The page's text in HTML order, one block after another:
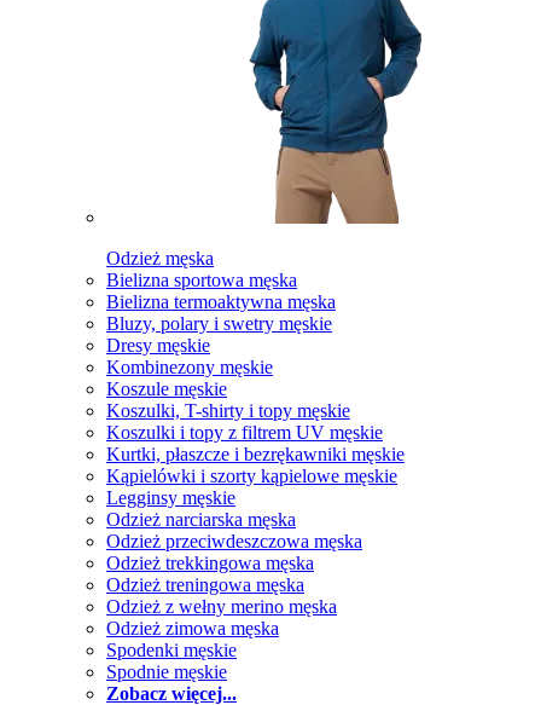
Odzież męska
Bielizna sportowa męska
Bielizna termoaktywna męska
Bluzy, polary i swetry męskie
Dresy męskie
Kombinezony męskie
Koszule męskie
Koszulki, T-shirty i topy męskie
Koszulki i topy z filtrem UV męskie
Kurtki, płaszcze i bezrękawniki męskie
Kąpielówki i szorty kąpielowe męskie
Legginsy męskie
Odzież narciarska męska
Odzież przeciwdeszczowa męska
Odzież trekkingowa męska
Odzież treningowa męska
Odzież z wełny merino męska
Odzież zimowa męska
Spodenki męskie
Spodnie męskie
Zobacz więcej...